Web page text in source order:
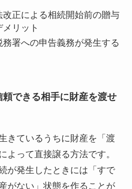
正による相続開始前の贈与
リット
署への申告義務が発生する
できる相手に財産を渡せ
きているうちに財産を「渡
よって直接譲る方法です。
が発生したときには「すで
がない」状態を作ることが